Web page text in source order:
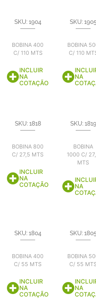
SKU: 1904
BOBINA 400
C/ 110 MTS
INCLUIR
NA
COTAÇÃO
SKU: 1905
BOBINA
C/ 110
NA
SKU: 1818
BOBINA 800
C/ 27,5 MTS
INCLUIR
NA
COTAÇÃO
SKU: 1819
BOBINA
1000 C/
MTS
NA
SKU: 1804
BOBINA 400
C/ 55 MTS
INCLUIR
NA
COTAÇÃO
SKU: 1805
BOBINA
C/ 55
NA